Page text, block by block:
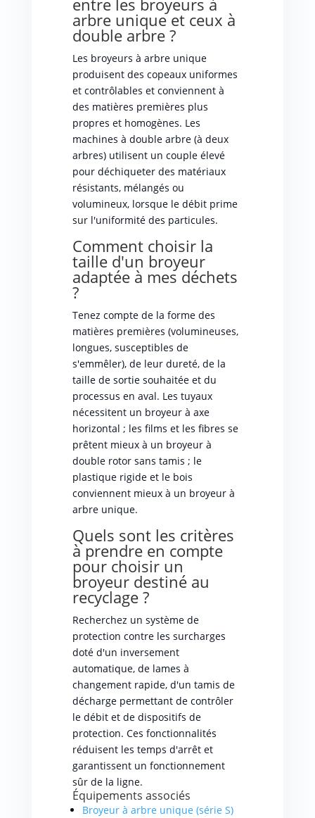
entre les broyeurs à
arbre unique et ceux à
double arbre ?
Les broyeurs à arbre unique
produisent des copeaux uniformes
et contrôlables et conviennent à
des matières premières plus
propres et homogènes. Les
machines à double arbre (à deux
arbres) utilisent un couple élevé
pour déchiqueter des matériaux
résistants, mélangés ou
volumineux, lorsque le débit prime
sur l'uniformité des particules.
Comment choisir la
taille d'un broyeur
adaptée à mes déchets
?
Tenez compte de la forme des
matières premières (volumineuses,
longues, susceptibles de
s'emmêler), de leur dureté, de la
taille de sortie souhaitée et du
processus en aval. Les tuyaux
nécessitent un broyeur à axe
horizontal ; les films et les fibres se
prêtent mieux à un broyeur à
double rotor sans tamis ; le
plastique rigide et le bois
conviennent mieux à un broyeur à
arbre unique.
Quels sont les critères
à prendre en compte
pour choisir un
broyeur destiné au
recyclage ?
Recherchez un système de
protection contre les surcharges
doté d'un inversement
automatique, de lames à
changement rapide, d'un tamis de
décharge permettant de contrôler
le débit et de dispositifs de
protection. Ces fonctionnalités
réduisent les temps d'arrêt et
garantissent un fonctionnement
sûr de la ligne.
Équipements associés
Broyeur à arbre unique (série S)